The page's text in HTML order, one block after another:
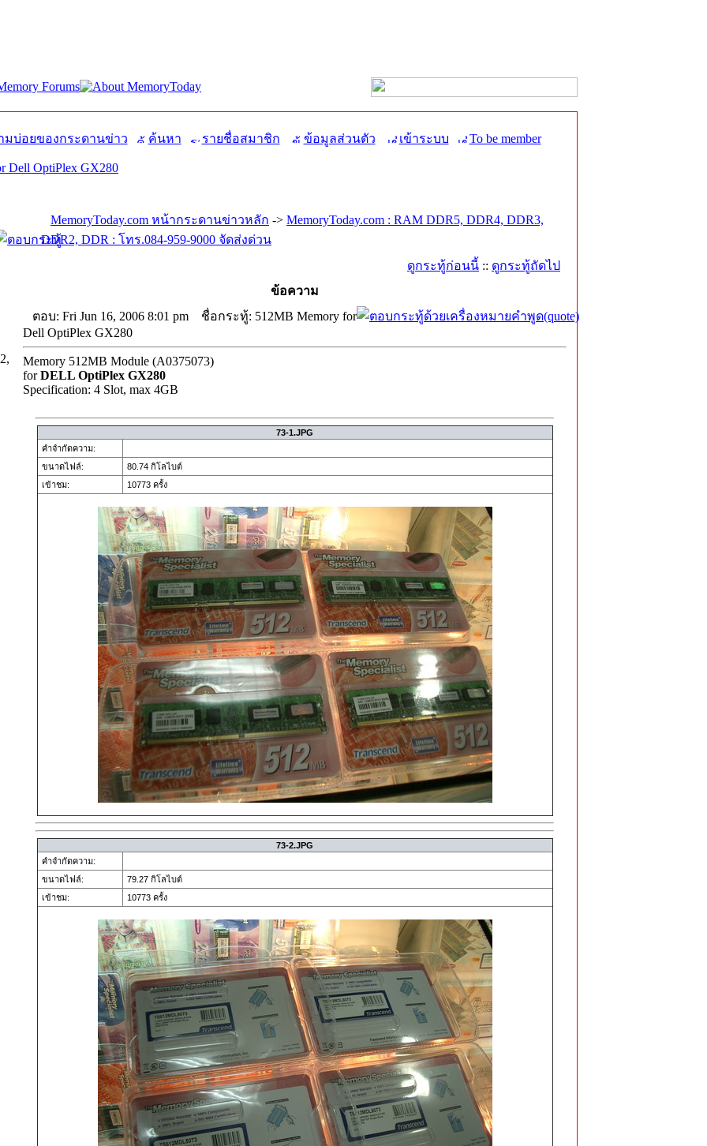
มบ่อยของกระดานข่าว ค้นหา รายชื่อสมาชิก ข้อมูลส่วนตัว เข้าระบบ To be member
Dell OptiPlex GX280
MemoryToday.com หน้ากระดานข่าวหลัก -> MemoryToday.com : RAM DDR5, DDR4, DDR3,
DDR2, DDR : โทร.084-959-9000 จัดส่งด่วน
ดูกระทู้ก่อนนี้ :: ดูกระทู้ถัดไป
ข้อความ
ตอบ: Fri Jun 16, 2006 8:01 pm
ชื่อกระทู้: 512MB Memory for
Dell OptiPlex GX280
Memory 512MB Module (A0375073)
forDELL OptiPlex GX280
Specification: 4 Slot, max 4GB
73-1.JPG
คำจำกัดความ:
ขนาดไฟล์:
80.74 กิโลไบต์
เข้าชม:
10773 ครั้ง
73-2.JPG
คำจำกัดความ:
ขนาดไฟล์:
79.27 กิโลไบต์
เข้าชม:
10773 ครั้ง